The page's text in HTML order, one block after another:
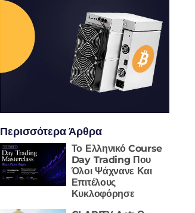
Περισσότερα Άρθρα
Το Ελληνικό Course
Day Trading Που
Όλοι Ψάχνανε Και
Επιτέλους
Κυκλοφόρησε